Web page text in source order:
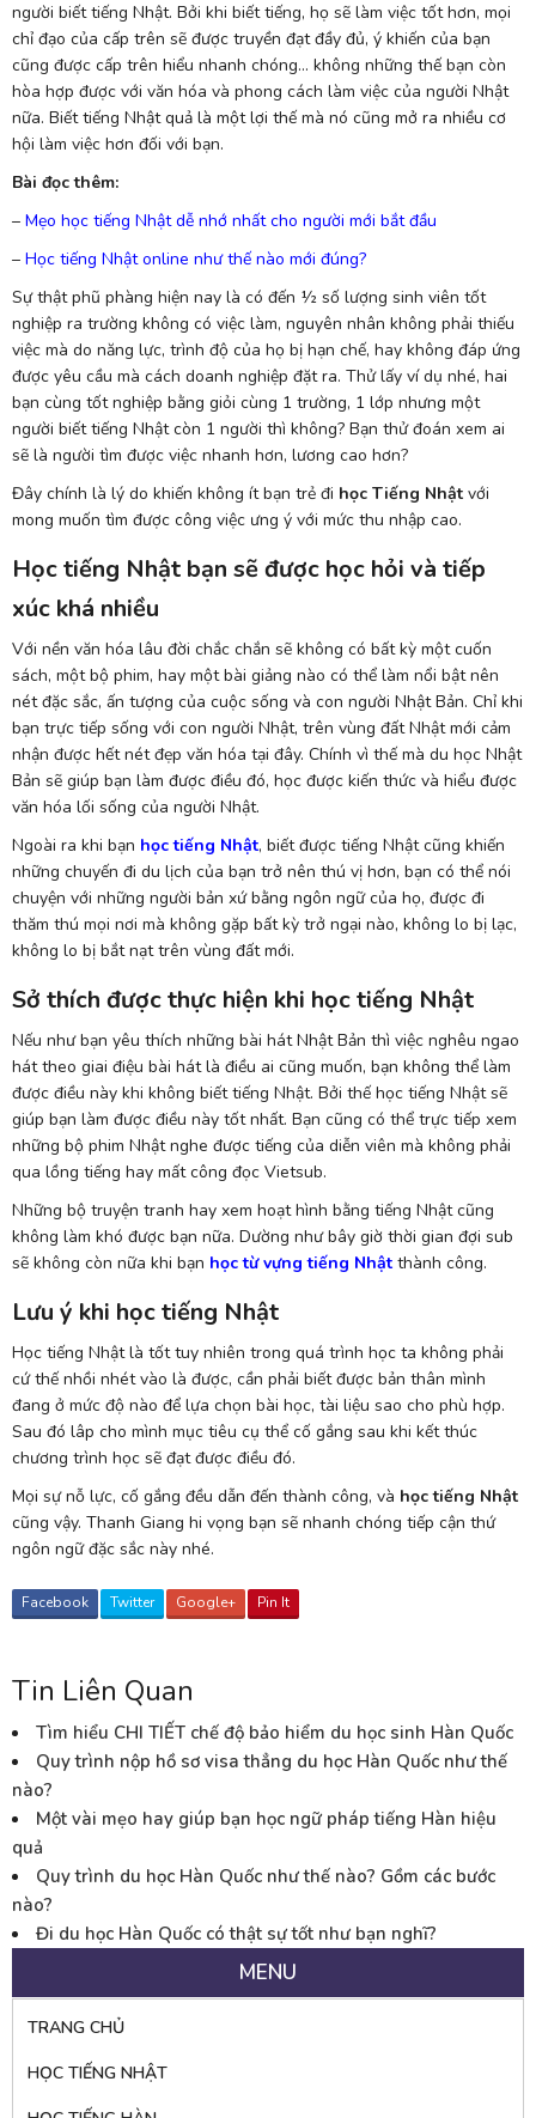
người biết tiếng Nhật. Bởi khi biết tiếng, họ sẽ làm việc tốt hơn, mọi
chỉ đạo của cấp trên sẽ được truyền đạt đầy đủ, ý khiến của bạn
cũng được cấp trên hiểu nhanh chóng… không những thế bạn còn
hòa hợp được với văn hóa và phong cách làm việc của người Nhật
nữa. Biết tiếng Nhật quả là một lợi thế mà nó cũng mở ra nhiều cơ
hội làm việc hơn đối với bạn.
Bài đọc thêm:
– Mẹo học tiếng Nhật dễ nhớ nhất cho người mới bắt đầu
– Học tiếng Nhật online như thế nào mới đúng?
Sự thật phũ phàng hiện nay là có đến ½ số lượng sinh viên tốt
nghiệp ra trường không có việc làm, nguyên nhân không phải thiếu
việc mà do năng lực, trình độ của họ bị hạn chế, hay không đáp ứng
được yêu cầu mà cách doanh nghiệp đặt ra. Thử lấy ví dụ nhé, hai
bạn cùng tốt nghiệp bằng giỏi cùng 1 trường, 1 lớp nhưng một
người biết tiếng Nhật còn 1 người thì không? Bạn thử đoán xem ai
sẽ là người tìm được việc nhanh hơn, lương cao hơn?
Đây chính là lý do khiến không ít bạn trẻ đi học Tiếng Nhật với
mong muốn tìm được công việc ưng ý với mức thu nhập cao.
Học tiếng Nhật bạn sẽ được học hỏi và tiếp
xúc khá nhiều
Với nền văn hóa lâu đời chắc chắn sẽ không có bất kỳ một cuốn
sách, một bộ phim, hay một bài giảng nào có thể làm nổi bật nên
nét đặc sắc, ấn tượng của cuộc sống và con người Nhật Bản. Chỉ khi
bạn trực tiếp sống với con người Nhật, trên vùng đất Nhật mới cảm
nhận được hết nét đẹp văn hóa tại đây. Chính vì thế mà du học Nhật
Bản sẽ giúp bạn làm được điều đó, học được kiến thức và hiểu được
văn hóa lối sống của người Nhật.
Ngoài ra khi bạn học tiếng Nhật, biết được tiếng Nhật cũng khiến
những chuyến đi du lịch của bạn trở nên thú vị hơn, bạn có thể nói
chuyện với những người bản xứ bằng ngôn ngữ của họ, được đi
thăm thú mọi nơi mà không gặp bất kỳ trở ngại nào, không lo bị lạc,
không lo bị bắt nạt trên vùng đất mới.
Sở thích được thực hiện khi học tiếng Nhật
Nếu như bạn yêu thích những bài hát Nhật Bản thì việc nghêu ngao
hát theo giai điệu bài hát là điều ai cũng muốn, bạn không thể làm
được điều này khi không biết tiếng Nhật. Bởi thế học tiếng Nhật sẽ
giúp bạn làm được điều này tốt nhất. Bạn cũng có thể trực tiếp xem
những bộ phim Nhật nghe được tiếng của diễn viên mà không phải
qua lồng tiếng hay mất công đọc Vietsub.
Những bộ truyện tranh hay xem hoạt hình bằng tiếng Nhật cũng
không làm khó được bạn nữa. Dường như bây giờ thời gian đợi sub
sẽ không còn nữa khi bạn học từ vựng tiếng Nhật thành công.
Lưu ý khi học tiếng Nhật
Học tiếng Nhật là tốt tuy nhiên trong quá trình học ta không phải
cứ thế nhồi nhét vào là được, cần phải biết được bản thân mình
đang ở mức độ nào để lựa chọn bài học, tài liệu sao cho phù hợp.
Sau đó lâp cho mình mục tiêu cụ thể cố gắng sau khi kết thúc
chương trình học sẽ đạt được điều đó.
Mọi sự nỗ lực, cố gắng đều dẫn đến thành công, và học tiếng Nhật
cũng vậy. Thanh Giang hi vọng bạn sẽ nhanh chóng tiếp cận thứ
ngôn ngữ đặc sắc này nhé.
Facebook Twitter Google+ Pin It
Tin Liên Quan
Tìm hiểu CHI TIẾT chế độ bảo hiểm du học sinh Hàn Quốc
Quy trình nộp hồ sơ visa thẳng du học Hàn Quốc như thế
nào?
Một vài mẹo hay giúp bạn học ngữ pháp tiếng Hàn hiệu
quả
Quy trình du học Hàn Quốc như thế nào? Gồm các bước
nào?
Đi du học Hàn Quốc có thật sự tốt như bạn nghĩ?
MENU
TRANG CHỦ
HỌC TIẾNG NHẬT